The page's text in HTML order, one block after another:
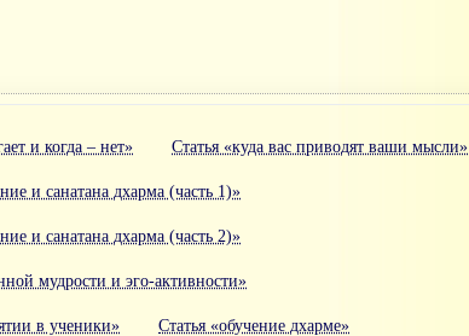
и когда – нет» Статья «куда вас приводят ваши мысли»
и санатана дхарма (часть 1)»
и санатана дхарма (часть 2)»
мудрости и эго-активности»
в ученики» Статья «обучение дхарме»